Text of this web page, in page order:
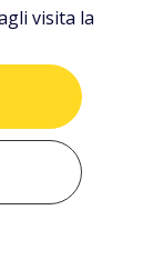
visita la